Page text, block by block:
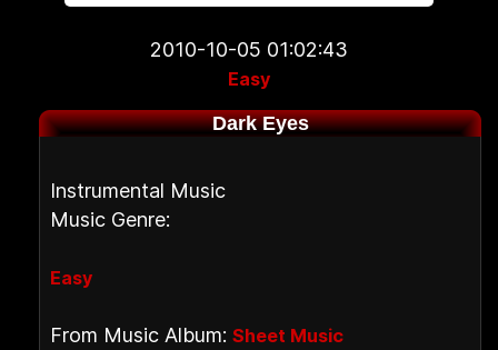
2010-10-05 01:02:43
Easy
Dark Eyes
Instrumental Music
Music Genre:
Easy
From Music Album: Sheet Music